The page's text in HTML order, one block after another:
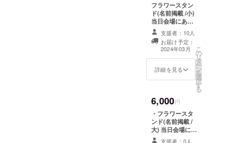
フラワースタン
ド(名前掲載 /小)
当日会場にある
フラワースタン
ドに生誕祭支援
者としてお名前
を掲載させてい
ただきます。 備
考欄に記載希望
※ネームプレート
のお持ち帰り不
可 ※お名前
（ニックネーム
可）は、6文字ま
支援者：10人
お届け予定：
2024年03月
詳細を見る
こ
の
リ
タ
ー
ン
を
選
択
す
る
6,000円
・フラワースタ
ンド(名前掲載 /
大) 当日会場にあ
るフラワースタ
支援者：0人